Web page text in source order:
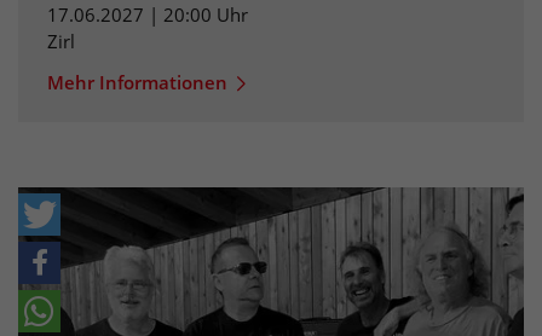
17.06.2027 | 20:00 Uhr
Zirl
Mehr Informationen